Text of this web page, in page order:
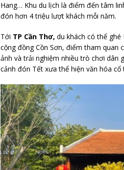
Hang… Khu du lịch là điểm đến tâm
đón hơn 4 triệu lượt khách mỗi năm.
Tới TP Cần Thơ, du khách có thể ghé
cộng đồng Cồn Sơn, điểm tham
ảnh và trải nghiệm nhiều trò chơi dân
cảnh đón Tết xưa thể hiện văn hóa cổ